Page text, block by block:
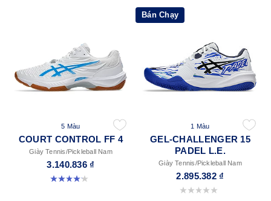
5 Màu
COURT CONTROL FF 4
Giày Tennis/Pickleball Nam
3.140.836 ₫
4.2 trong số 5 sao. 5 đánh giá
Bán Chạy
1 Màu
GEL-CHALLENGER 15
PADEL L.E.
Giày Tennis/Pickleball Nam
2.895.382 ₫
0.0 trong số 5 sao.